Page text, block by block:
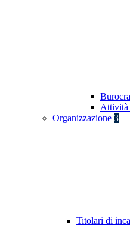
Attività
Organizzazione 3
Titolari di